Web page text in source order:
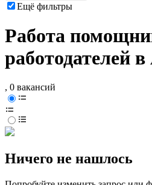
Ещё фильтры
Работа
работодателей
, 0 вакансий
Ничего не нашлось